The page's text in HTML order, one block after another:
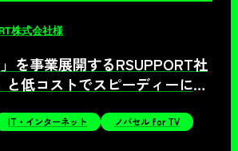
株式会社様
」を事業展開するRSUPPORT社
と低コストでスピーディーに事
IT・インターネット ノバセル for TV